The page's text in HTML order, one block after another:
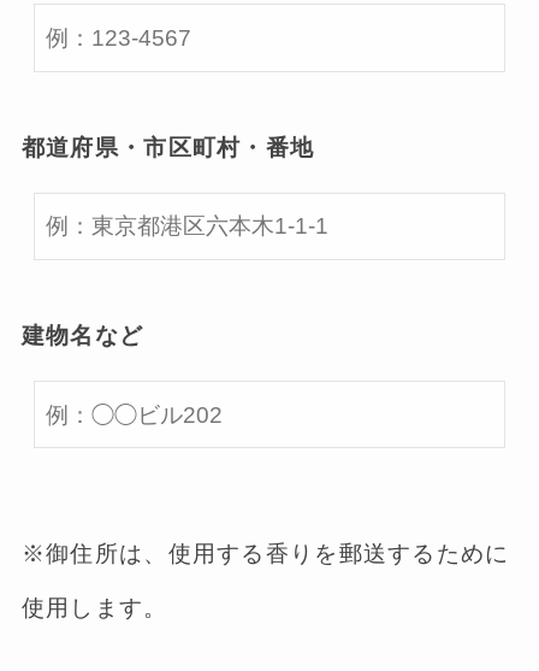
都道府県・市区町村・番地
建物名など
※御住所は、使用する香りを郵送するために
使用します。